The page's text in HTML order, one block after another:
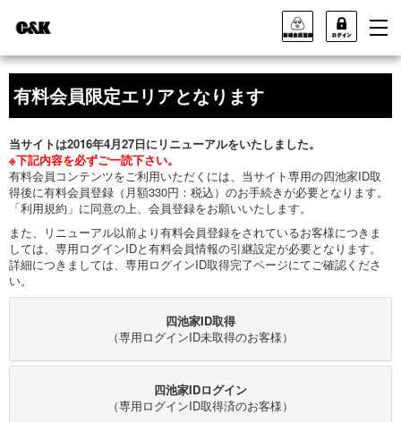
有料会員限定エリアとなります
当サイトは2016年4月27日にリニューアルをいたしました。
※下記内容を必ずご一読下さい。
有料会員コンテンツをご利用いただくには、当サイト専用の四池家ID取
得後に有料会員登録（月額330円：税込）のお手続きが必要となります。
「利用規約」に同意の上、会員登録をお願いいたします。
また、リニューアル以前より有料会員登録をされているお客様につきま
しては、専用ログインIDと有料会員情報の引継設定が必要となります。
詳細につきましては、専用ログインID取得完了ページにてご確認くださ
い。
四池家ID取得
（専用ログインID未取得のお客様）
四池家IDログイン
（専用ログインID取得済のお客様）